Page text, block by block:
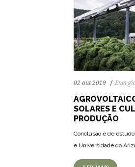
02 out 2019
SOLARES E
PRODUÇÃO
Conclusão é de
e Universidade do